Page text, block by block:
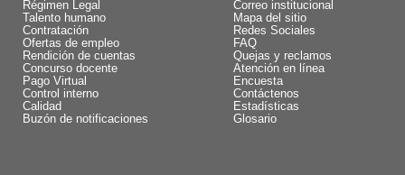
Régimen Legal
Talento humano
Contratación
Ofertas de empleo
Rendición de cuentas
Concurso docente
Pago Virtual
Control interno
Calidad
Buzón de notificaciones
Correo institucional
Mapa del sitio
Redes Sociales
FAQ
Quejas y reclamos
Atención en línea
Encuesta
Contáctenos
Estadísticas
Glosario